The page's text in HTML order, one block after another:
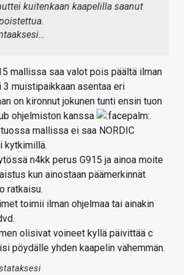
kuitenkaan kaapelilla saanut
mallissa saa valot pois päältä ilman
muistipaikkaan asentaa eri
on kironnut jokunen tunti ensin tuon
ohjelmiston kanssa
.
mallissa ei saa NORDIC
kytkimillä.
n4kk perus G915 ja ainoa moite
kun ainostaan päämerkinnät
ratkaisu.
toimii ilman ohjelmaa tai ainakin
olisivat voineet kyllä päivittää c
pöydälle yhden kaapelin vähemmän.